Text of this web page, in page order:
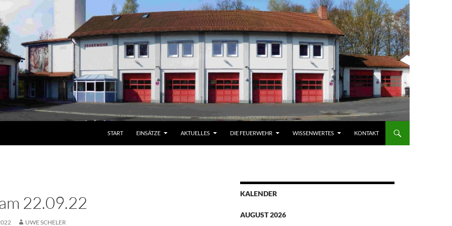
START EINSÄTZE AKTUELLES DIE FEUERWEHR WISSENWERTES KONTAKT
22.09.22
UWE SCHELER
KALENDER
AUGUST 2026